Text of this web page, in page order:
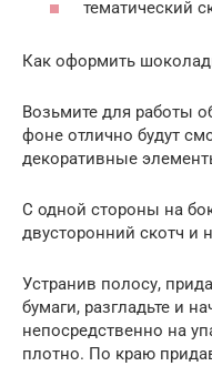
тематический
Как оформить
Возьмите для работы
фоне отлично будут
декоративные
С одной стороны на
двусторонний скотч и
Устранив полосу,
бумаги, разгладьте и
непосредственно на
плотно. По краю